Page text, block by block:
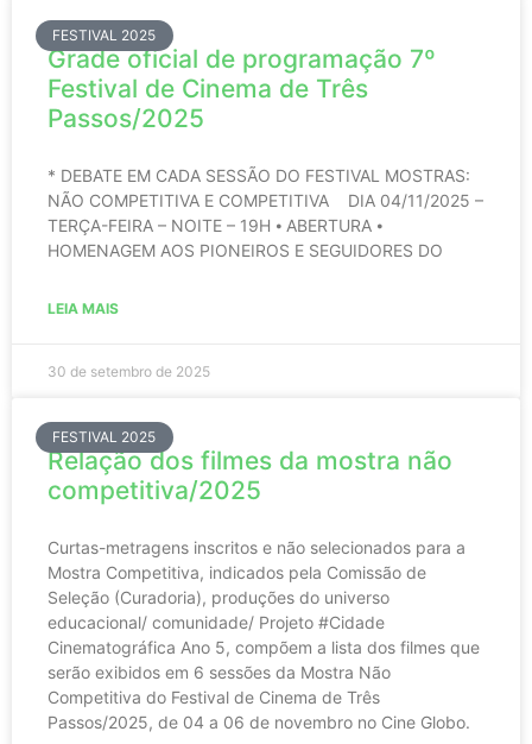
FESTIVAL 2025
Grade oficial de programação 7º
Festival de Cinema de Três
Passos/2025
* DEBATE EM CADA SESSÃO DO FESTIVAL MOSTRAS:
NÃO COMPETITIVA E COMPETITIVA DIA 04/11/2025 –
TERÇA-FEIRA – NOITE – 19H ⦁ ABERTURA ⦁
HOMENAGEM AOS PIONEIROS E SEGUIDORES DO
LEIA MAIS
30 de setembro de 2025
FESTIVAL 2025
Relação dos filmes da mostra não
competitiva/2025
Curtas-metragens inscritos e não selecionados para a
Mostra Competitiva, indicados pela Comissão de
Seleção (Curadoria), produções do universo
educacional/ comunidade/ Projeto #Cidade
Cinematográfica Ano 5, compõem a lista dos filmes que
serão exibidos em 6 sessões da Mostra Não
Competitiva do Festival de Cinema de Três
Passos/2025, de 04 a 06 de novembro no Cine Globo.